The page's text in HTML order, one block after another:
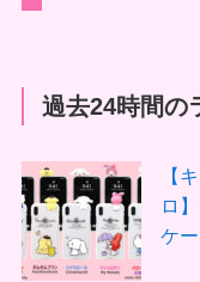
過去24時間の
【
ロ
ケ